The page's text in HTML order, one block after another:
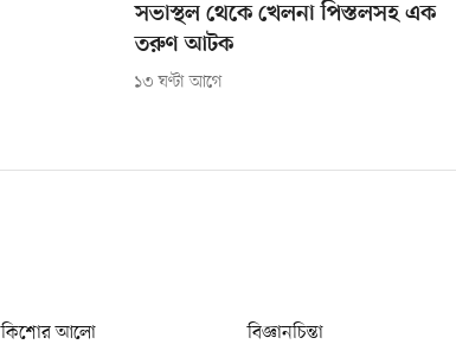
সভাস্থল থেকে খেলনা পিস্তলসহ এক
তরুণ আটক
১৩ ঘণ্টা আগে
কিশোর আলো বিজ্ঞানচিন্তা